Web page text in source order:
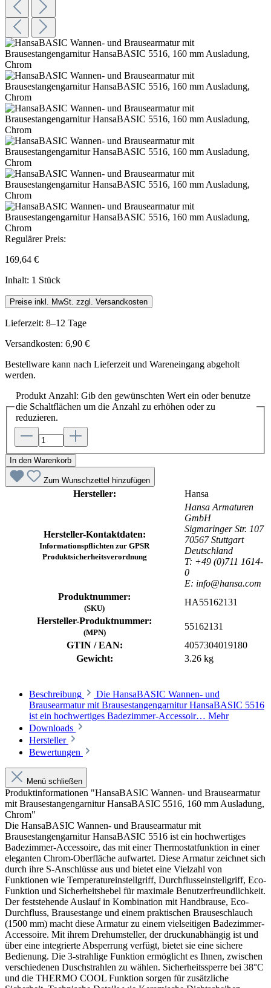
Regulärer Preis:
169,64 €
Inhalt: 1 Stück
Preise inkl. MwSt. zzgl. Versandkosten
Lieferzeit: 8–12 Tage
Versandkosten: 6,90 €
Bestellware kann nach Lieferzeit und Wareneingang abgeholt
werden.
Produkt Anzahl: Gib den gewünschten Wert ein oder benutze
die Schaltflächen um die Anzahl zu erhöhen oder zu
reduzieren.
In den Warenkorb
Zum Wunschzettel hinzufügen
Hersteller: Hansa
Hersteller-Kontaktdaten:
Informationspflichten zur GPSR
Produktsicherheitsverordnung
Hansa Armaturen
GmbH
Sigmaringer Str. 107
70567 Stuttgart
Deutschland
T: +49 (0)711 1614-
0
E: info@hansa.com
Produktnummer:
(SKU)
HA55162131
Hersteller-Produktnummer:
(MPN)
55162131
GTIN / EAN:
4057304019180
Gewicht:
3.26 kg
Beschreibung
Die HansaBASIC Wannen- und
Brausearmatur mit Brausestangengarnitur HansaBASIC 5516
ist ein hochwertiges Badezimmer-Accessoir… Mehr
Downloads
Hersteller
Bewertungen
Menü schließen
Produktinformationen "HansaBASIC Wannen- und Brausearmatur
mit Brausestangengarnitur HansaBASIC 5516, 160 mm Ausladung,
Chrom"
Die HansaBASIC Wannen- und Brausearmatur mit
Brausestangengarnitur HansaBASIC 5516 ist ein hochwertiges
Badezimmer-Accessoire, das mit einer Thermostatfunktion in einer
eleganten Chrom-Oberfläche aufwartet. Diese Armatur zeichnet sich
durch ihre S-Anschlüsse aus und bietet eine Vielzahl von
Funktionen wie Temperatureinstellgriff, Durchflusseinstellgriff, Eco-
Funktion und Sicherheitshebel für maximale Benutzerfreundlichkeit.
Der feststehende Auslauf in Kombination mit Handbrause, Eco-
Durchfluss, Brausestange und einem praktischen Brauseschlauch
(1500 mm) macht diese Armatur zu einem vielseitigen Badezimmer-
Accessoire. Mit ihrem Drehumsteller, der druckunabhängig ist und
über eine integrierte Absperrung verfügt, bietet sie eine sichere
Bedienung. Die 3-strahlige Funktion ermöglicht es Ihnen, zwischen
verschiedenen Duschstrahlen zu wählen. Sicherheitssperre bei 38°C
und die THERMO COOL Funktion sorgen für zusätzliche